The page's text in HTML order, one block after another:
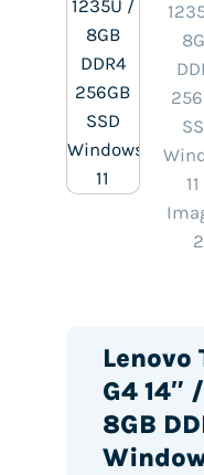
Lenovo
G4 14″
8GB